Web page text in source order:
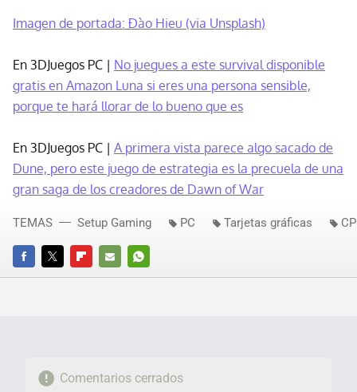
Imagen de portada: Đào Hieu (via Unsplash)
En 3DJuegos PC | No juegues a este survival disponible
gratis en Amazon Luna si eres una persona sensible,
porque te hará llorar de lo bueno que es
En 3DJuegos PC | A primera vista parece algo sacado de
Dune, pero este juego de estrategia es la precuela de una
gran saga de los creadores de Dawn of War
FACEBOOKTWITTERFLIPBOARD
E-
WHATSAPP
TEMAS Setup Gaming PC Tarjetas gráficas
Comentarios cerrados